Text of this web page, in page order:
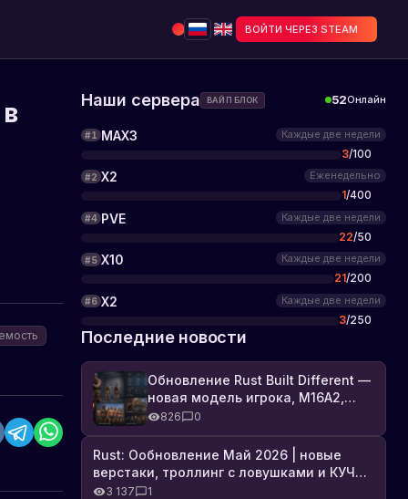
ВОЙТИ ЧЕРЕЗ STEAM
Наши сервера ВАЙП БЛОК 52Онлайн
#1 MAX3 Каждые две недели
3/100
#2 X2 Еженедельно
1/400
#4 PVE Каждые две недели
22/50
#5 X10 Каждые две недели
21/200
#6 X2 Каждые две недели
3/250
Последние новости
Обновление Rust Built Different —
новая модель игрока, M16A2,
броня, Industrial DLC и полный
список изменений
826 0
Rust: Ообновление Май 2026 | новые
верстаки, троллинг с ловушками и КУЧА
DLC3 137 1